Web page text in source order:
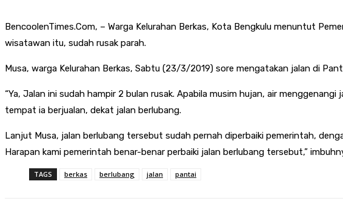
BencoolenTimes.Com, – Warga Kelurahan Berkas, Kota Bengkulu menuntut
wisatawan itu, sudah rusak parah.
Musa, warga Kelurahan Berkas, Sabtu (23/3/2019) sore mengatakan jalan di
“Ya, Jalan ini sudah hampir 2 bulan rusak. Apabila musim hujan, air
tempat ia berjualan, dekat jalan berlubang.
Lanjut Musa, jalan berlubang tersebut sudah pernah diperbaiki pemerintah,
Harapan kami pemerintah benar-benar perbaiki jalan berlubang tersebut,”
TAGS berkas berlubang jalan pantai